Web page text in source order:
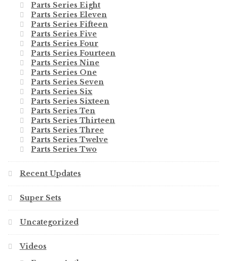
Parts Series Eight
Parts Series Eleven
Parts Series Fifteen
Parts Series Five
Parts Series Four
Parts Series Fourteen
Parts Series Nine
Parts Series One
Parts Series Seven
Parts Series Six
Parts Series Sixteen
Parts Series Ten
Parts Series Thirteen
Parts Series Three
Parts Series Twelve
Parts Series Two
Recent Updates
Super Sets
Uncategorized
Videos